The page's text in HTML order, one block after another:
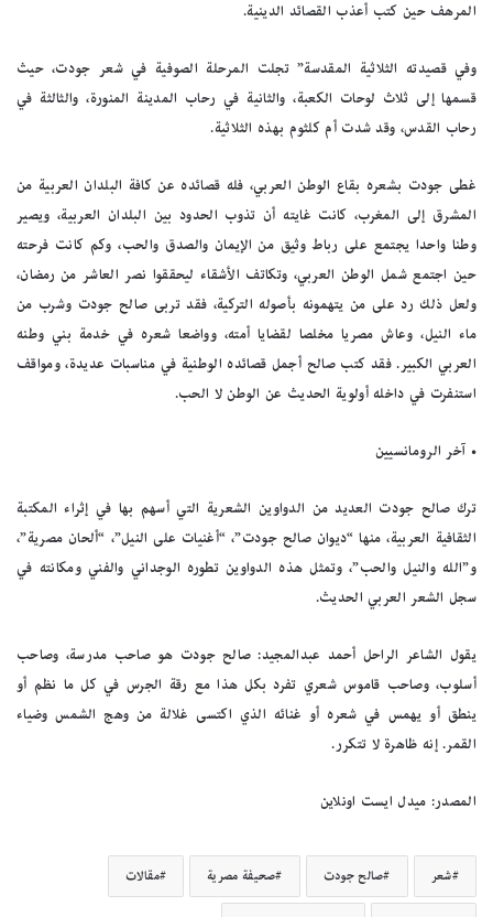
المرهف حين كتب أعذب القصائد الدينية.
وفي قصيدته الثلاثية المقدسة” تجلت المرحلة الصوفية في شعر جودت، حيث
قسمها إلى ثلاث لوحات الكعبة، والثانية في رحاب المدينة المنورة، والثالثة في
رحاب القدس، وقد شدت أم كلثوم بهذه الثلاثية.
غطى جودت بشعره بقاع الوطن العربي، فله قصائده عن كافة البلدان العربية من
المشرق إلى المغرب، كانت غايته أن تذوب الحدود بين البلدان العربية، ويصير
وطنا واحدا يجتمع على رباط وثيق من الإيمان والصدق والحب، وكم كانت فرحته
حين اجتمع شمل الوطن العربي، وتكاتف الأشقاء ليحققوا نصر العاشر من رمضان،
ولعل ذلك رد على من يتهمونه بأصوله التركية، فقد تربى صالح جودت وشرب من
ماء النيل، وعاش مصريا مخلصا لقضايا أمته، وواضعا شعره في خدمة بني وطنه
العربي الكبير. فقد كتب صالح أجمل قصائده الوطنية في مناسبات عديدة، ومواقف
استنفرت في داخله أولوية الحديث عن الوطن لا الحب.
• آخر الرومانسيين
ترك صالح جودت العديد من الدواوين الشعرية التي أسهم بها في إثراء المكتبة
الثقافية العربية، منها “ديوان صالح جودت”، “أغنيات على النيل”، “ألحان مصرية”،
و”الله والنيل والحب”، وتمثل هذه الدواوين تطوره الوجداني والفني ومكانته في
سجل الشعر العربي الحديث.
يقول الشاعر الراحل أحمد عبدالمجيد: صالح جودت هو صاحب مدرسة، وصاحب
أسلوب، وصاحب قاموس شعري تفرد بكل هذا مع رقة الجرس في كل ما نظم أو
ينطق أو يهمس في شعره أو غنائه الذي اكتسى غلالة من وهج الشمس وضياء
القمر. إنه ظاهرة لا تتكرر.
المصدر: ميدل ايست اونلاين
شعر صالح جودت صحيفة مصرية مقالات